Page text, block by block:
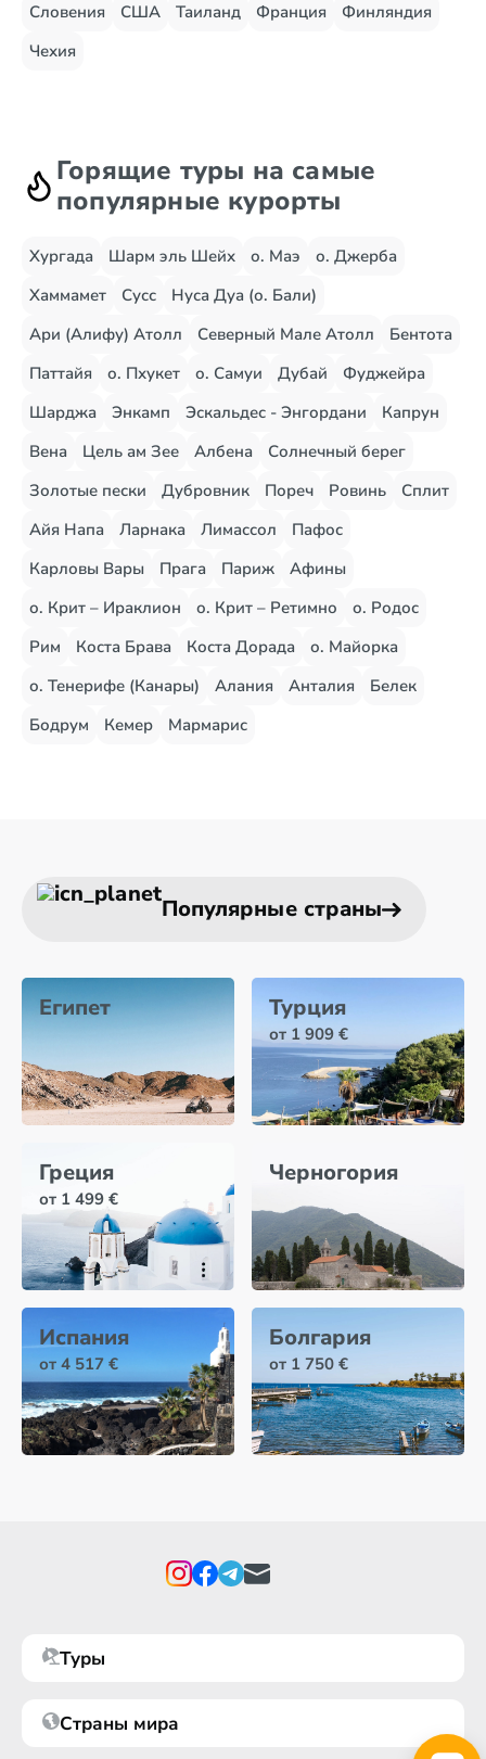
Словения
США Таиланд Франция
Финляндия
Чехия
Горящие туры на самые
популярные курорты
Хургада Шарм эль Шейх о. Маэ
о. Джерба
Хаммамет
Сусс
Нуса Дуа (о. Бали)
Ари (Алифу) Атолл
Северный Мале Атолл
Бентота
Паттайя
о. Пхукет о. Самуи Дубай
Фуджейра
Шарджа
Энкамп Эскальдес - Энгордани
Капрун
Вена
Цель ам Зее Албена
Солнечный берег
Золотые пески
Дубровник Пореч Ровинь
Сплит
Айя Напа
Ларнака Лимассол
Пафос
Карловы Вары
Прага Париж
Афины
о. Крит – Ираклион
о. Крит – Ретимно
о. Родос
Рим
Коста Брава Коста Дорада
о. Майорка
о. Тенерифе (Канары)
Алания Анталия
Белек
Бодрум
Кемер Мармарис
Популярные страны
Египет Турция
от 1 909 €
Греция
от 1 499 €
Черногория
Испания
от 4 517 €
Болгария
от 1 750 €
Туры
Страны мира